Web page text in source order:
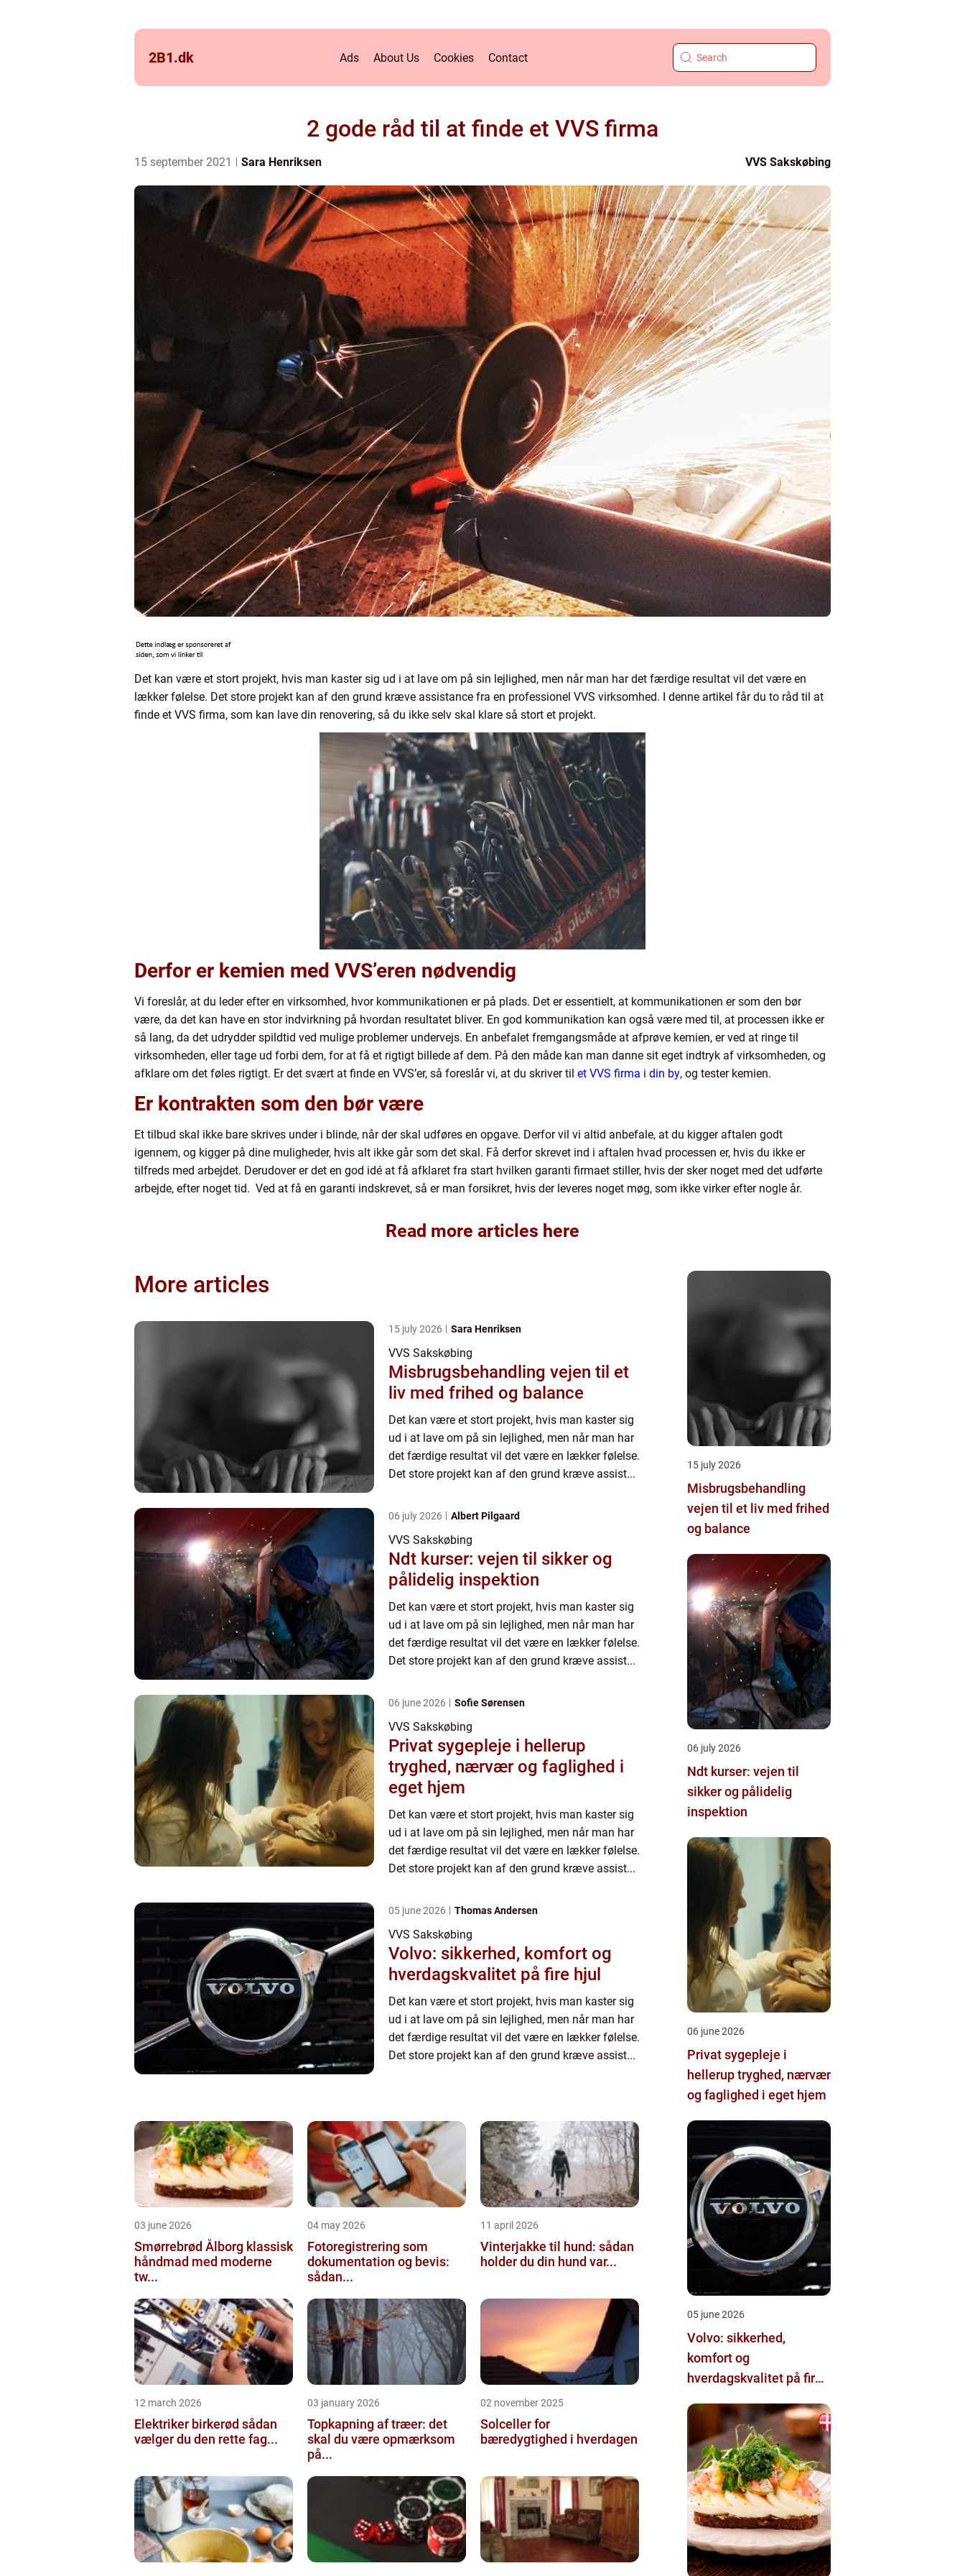
2B1.dk Ads About Us Cookies Contact
2 gode råd til at finde et VVS firma
15 september 2021 Sara Henriksen VVS Sakskøbing
Det kan være et stort projekt, hvis man kaster sig ud i at lave om på sin lejlighed, men når man har det færdige resultat vil det være en
lækker følelse. Det store projekt kan af den grund kræve assistance fra en professionel VVS virksomhed. I denne artikel får du to råd til at
finde et VVS firma, som kan lave din renovering, så du ikke selv skal klare så stort et projekt.
Derfor er kemien med VVS’eren nødvendig
Vi foreslår, at du leder efter en virksomhed, hvor kommunikationen er på plads. Det er essentielt, at kommunikationen er som den bør
være, da det kan have en stor indvirkning på hvordan resultatet bliver. En god kommunikation kan også være med til, at processen ikke er
så lang, da det udrydder spildtid ved mulige problemer undervejs. En anbefalet fremgangsmåde at afprøve kemien, er ved at ringe til
virksomheden, eller tage ud forbi dem, for at få et rigtigt billede af dem. På den måde kan man danne sit eget indtryk af virksomheden, og
afklare om det føles rigtigt. Er det svært at finde en VVS’er, så foreslår vi, at du skriver til et VVS firma i din by, og tester kemien.
Er kontrakten som den bør være
Et tilbud skal ikke bare skrives under i blinde, når der skal udføres en opgave. Derfor vil vi altid anbefale, at du kigger aftalen godt
igennem, og kigger på dine muligheder, hvis alt ikke går som det skal. Få derfor skrevet ind i aftalen hvad processen er, hvis du ikke er
tilfreds med arbejdet. Derudover er det en god idé at få afklaret fra start hvilken garanti firmaet stiller, hvis der sker noget med det udførte
arbejde, efter noget tid. Ved at få en garanti indskrevet, så er man forsikret, hvis der leveres noget møg, som ikke virker efter nogle år.
Read more articles here
More articles
15 july 2026 Sara Henriksen
VVS Sakskøbing
Misbrugsbehandling vejen til et
liv med frihed og balance
Det kan være et stort projekt, hvis man kaster sig
ud i at lave om på sin lejlighed, men når man har
det færdige resultat vil det være en lækker følelse.
Det store projekt kan af den grund kræve assist...
06 july 2026 Albert Pilgaard
VVS Sakskøbing
Ndt kurser: vejen til sikker og
pålidelig inspektion
Det kan være et stort projekt, hvis man kaster sig
ud i at lave om på sin lejlighed, men når man har
det færdige resultat vil det være en lækker følelse.
Det store projekt kan af den grund kræve assist...
06 june 2026 Sofie Sørensen
VVS Sakskøbing
Privat sygepleje i hellerup
tryghed, nærvær og faglighed i
eget hjem
Det kan være et stort projekt, hvis man kaster sig
ud i at lave om på sin lejlighed, men når man har
det færdige resultat vil det være en lækker følelse.
Det store projekt kan af den grund kræve assist...
05 june 2026 Thomas Andersen
VVS Sakskøbing
Volvo: sikkerhed, komfort og
hverdagskvalitet på fire hjul
Det kan være et stort projekt, hvis man kaster sig
ud i at lave om på sin lejlighed, men når man har
det færdige resultat vil det være en lækker følelse.
Det store projekt kan af den grund kræve assist...
03 june 2026
Smørrebrød Ålborg klassisk
håndmad med moderne
tw...
04 may 2026
Fotoregistrering som
dokumentation og bevis:
sådan...
11 april 2026
Vinterjakke til hund: sådan
holder du din hund var...
12 march 2026
Elektriker birkerød sådan
vælger du den rette fag...
03 january 2026
Topkapning af træer: det
skal du være opmærksom
på...
02 november 2025
Solceller for
bæredygtighed i hverdagen
15 july 2026
Misbrugsbehandling
vejen til et liv med frihed
og balance
06 july 2026
Ndt kurser: vejen til
sikker og pålidelig
inspektion
06 june 2026
Privat sygepleje i
hellerup tryghed, nærvær
og faglighed i eget hjem
05 june 2026
Volvo: sikkerhed,
komfort og
hverdagskvalitet på fire